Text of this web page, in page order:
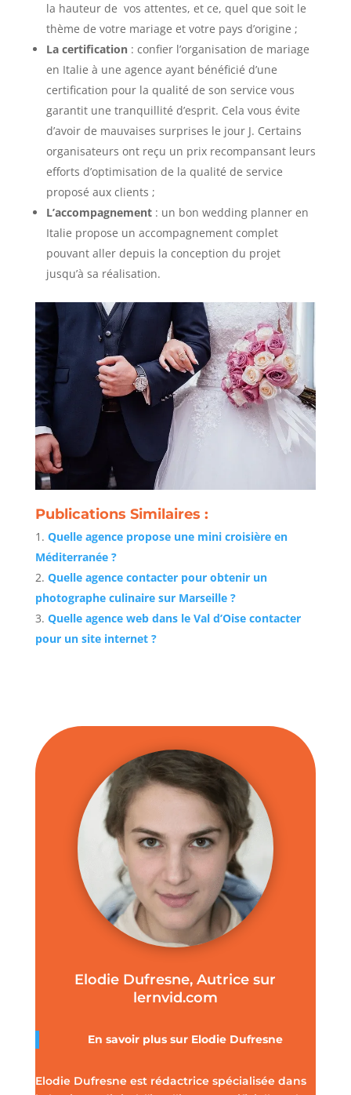
la hauteur de vos attentes, et ce, quel que soit le
thème de votre mariage et votre pays d’origine ;
La certification: confier l’organisation de mariage
en Italie à une agence ayant bénéficié d’une
certification pour la qualité de son service vous
garantit une tranquillité d’esprit. Cela vous évite
d’avoir de mauvaises surprises le jour J. Certains
organisateurs ont reçu un prix recompansant leurs
efforts d’optimisation de la qualité de service
proposé aux clients ;
L’accompagnement: un bon wedding planner en
Italie propose un accompagnement complet
pouvant aller depuis la conception du projet
jusqu’à sa réalisation.
Publications Similaires :
Quelle agence propose une mini croisière en
Méditerranée ?
Quelle agence contacter pour obtenir un
photographe culinaire sur Marseille ?
Quelle agence web dans le Val d’Oise contacter
pour un site internet ?
Elodie Dufresne, Autrice sur
lernvid.com
En savoir plus sur Elodie Dufresne
Elodie Dufresne est rédactrice spécialisée dans